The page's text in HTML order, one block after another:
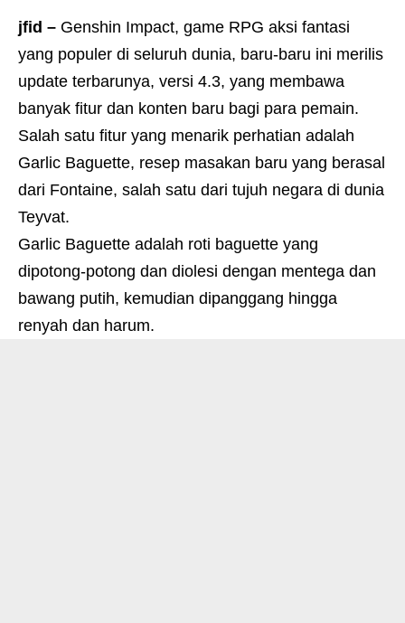
jfid – Genshin Impact, game RPG aksi fantasi
yang populer di seluruh dunia, baru-baru ini merilis
update terbarunya, versi 4.3, yang membawa
banyak fitur dan konten baru bagi para pemain.
Salah satu fitur yang menarik perhatian adalah
Garlic Baguette, resep masakan baru yang berasal
dari Fontaine, salah satu dari tujuh negara di dunia
Teyvat.
Garlic Baguette adalah roti baguette yang
dipotong-potong dan diolesi dengan mentega dan
bawang putih, kemudian dipanggang hingga
renyah dan harum.